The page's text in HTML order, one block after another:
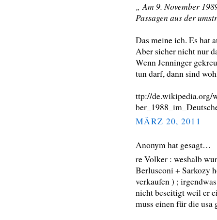
„ Am 9. November
Passagen aus der
Das meine ich. Es hat
Aber sicher nicht nur
Wenn Jenninger
tun darf, dann sind
ttp://de.wikipedia.org/
MÄRZ 20, 2011
Anonym hat gesagt…
re Volker : weshalb
Berlusconi + Sarkozy
verkaufen ) ;
nicht beseitigt weil er
muss einen für die